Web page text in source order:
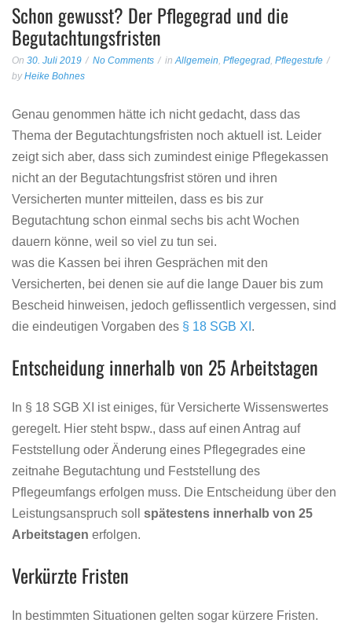
Schon gewusst? Der Pflegegrad und die
Begutachtungsfristen
On 30. Juli 2019 No Comments inAllgemein, Pflegegrad, Pflegestufe
byHeike Bohnes
Genau genommen hätte ich nicht gedacht, dass das
Thema der Begutachtungsfristen noch aktuell ist. Leider
zeigt sich aber, dass sich zumindest einige Pflegekassen
nicht an der Begutachtungsfrist stören und ihren
Versicherten munter mitteilen, dass es bis zur
Begutachtung schon einmal sechs bis acht Wochen
dauern könne, weil so viel zu tun sei.
was die Kassen bei ihren Gesprächen mit den
Versicherten, bei denen sie auf die lange Dauer bis zum
Bescheid hinweisen, jedoch geflissentlich vergessen, sind
die eindeutigen Vorgaben des § 18 SGB XI .
Entscheidung innerhalb von 25 Arbeitstagen
In § 18 SGB XI ist einiges, für Versicherte Wissenswertes
geregelt. Hier steht bspw., dass auf einen Antrag auf
Feststellung oder Änderung eines Pflegegrades eine
zeitnahe Begutachtung und Feststellung des
Pflegeumfangs erfolgen muss. Die Entscheidung über den
Leistungsanspruch soll spätestens innerhalb von 25
Arbeitstagen erfolgen.
Verkürzte Fristen
In bestimmten Situationen gelten sogar kürzere Fristen.